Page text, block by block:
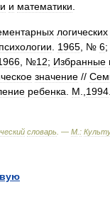
и математики
логических
психологии 1965 , № 6;
, №12; Избранные
значение //
ребенка М 1994
словарь . — М :